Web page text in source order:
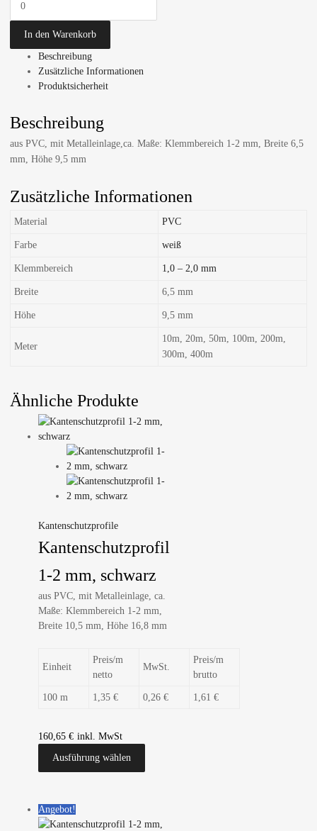
In den Warenkorb
Beschreibung
Zusätzliche Informationen
Produktsicherheit
Beschreibung
aus PVC, mit Metalleinlage,ca. Maße: Klemmbereich 1-2 mm, Breite 6,5
mm, Höhe 9,5 mm
Zusätzliche Informationen
Material PVC
Farbe weiß
Klemmbereich 1,0 – 2,0 mm
Breite 6,5 mm
Höhe 9,5 mm
Meter
10m, 20m, 50m, 100m, 200m,
300m, 400m
Ähnliche Produkte
Kantenschutzprofile
Kantenschutzprofil
1-2 mm, schwarz
aus PVC, mit Metalleinlage, ca.
Maße: Klemmbereich 1-2 mm,
Breite 10,5 mm, Höhe 16,8 mm
Einheit
Preis/m
netto
MwSt.
Preis/m
brutto
100 m 1,35 € 0,26 € 1,61 €
160,65 €
Ausführung wählen
Angebot!